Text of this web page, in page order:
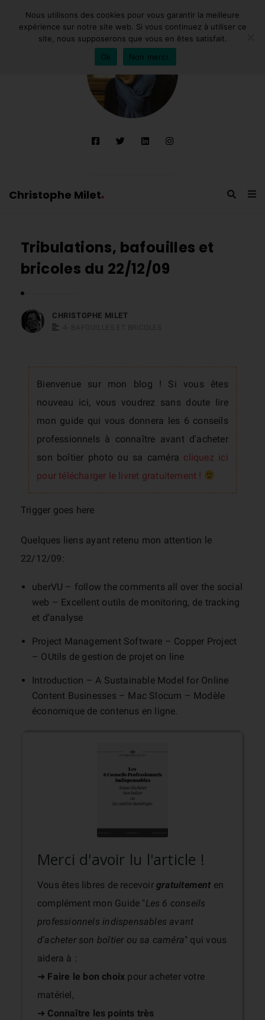
Christophe Milet
Tribulations, bafouilles et
bricoles du 22/12/09
CHRISTOPHE MILET
Bienvenue sur mon blog ! Si vous êtes
nouveau ici, vous voudrez sans doute lire
mon guide qui vous donnera les 6 conseils
professionnels à connaître avant d'acheter
son boîtier photo ou sa caméra cliquez ici
pour télécharger le livret gratuitement !
Trigger goes here
Quelques liens ayant retenu mon attention le
22/12/09:
uberVU – follow the comments all over the social
web – Excellent outils de monitoring, de tracking
et d’analyse
Project Management Software – Copper Project
– OUtils de gestion de projet on line
Introduction – A Sustainable Model for Online
Content Businesses – Mac Slocum – Modèle
économique de contenus en ligne.
Merci d'avoir lu l'article !
Vous êtes libres de recevoirgratuitement en
complément mon Guide "Les 6 conseils
professionnels indispensables avant
d'acheter son boîtier ou sa caméra" qui vous
aidera à :
➜ Faire le bon choix pour acheter votre
matériel,
➜ Connaître les points très
Nous utilisons des cookies pour vous garantir la meilleure
expérience sur notre site web. Si vous continuez à utiliser ce
site, nous supposerons que vous en êtes satisfait.
Ok
Non merci.